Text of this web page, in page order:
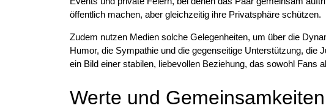
öffentlich machen, aber gleichzeitig ihre Privatsphäre schützen.
Zudem nutzen Medien solche Gelegenheiten, um über die
Humor, die Sympathie und die gegenseitige Unterstützung,
ein Bild einer stabilen, liebevollen Beziehung, das sowohl Fans
Werte und